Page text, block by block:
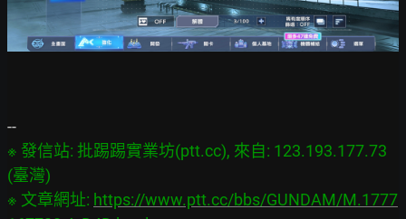
※ 發信站: 批踢踢實業坊(ptt.cc), 來自: 123.193.177.73
(臺灣)
※ 文章網址: https://www.ptt.cc/bbs/GUNDAM/M.1777